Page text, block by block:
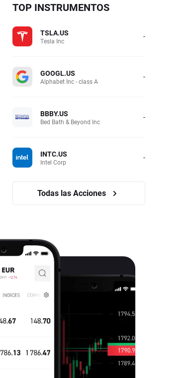
TOP INSTRUMENTOS
TSLA.US
Tesla Inc -
GOOGL.US
Alphabet Inc - class A -
BBBY.US
Bed Bath & Beyond Inc -
INTC.US
Intel Corp -
Todas las Acciones